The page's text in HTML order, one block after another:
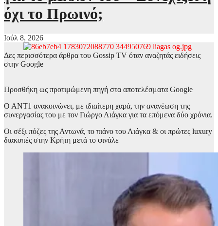
όχι το Πρωινό;
Ιούλ 8, 2026
Δες περισσότερα άρθρα του Gossip TV όταν αναζητάς ειδήσεις
στην Google
Προσθήκη ως προτιμώμενη πηγή στα αποτελέσματα Google
Ο ΑΝΤ1 ανακοινώνει, με ιδιαίτερη χαρά, την ανανέωση της
συνεργασίας του με τον Γιώργο Λιάγκα για τα επόμενα δύο χρόνια.
Οι σέξι πόζες της Αντωνά, το πιάνο του Λιάγκα & οι πρώτες luxury
διακοπές στην Κρήτη μετά το φινάλε